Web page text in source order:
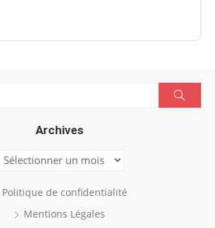
Archives
Archives
Politique de confidentialité
Mentions Légales